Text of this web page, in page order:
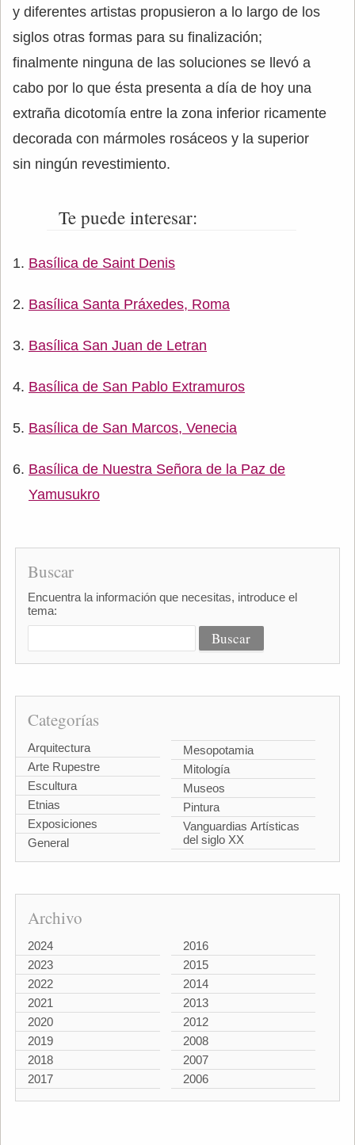
y diferentes artistas propusieron a lo largo de los
siglos otras formas para su finalización;
finalmente ninguna de las soluciones se llevó a
cabo por lo que ésta presenta a día de hoy una
extraña dicotomía entre la zona inferior ricamente
decorada con mármoles rosáceos y la superior
sin ningún revestimiento.
Te puede interesar:
Basílica de Saint Denis
Basílica Santa Práxedes, Roma
Basílica San Juan de Letran
Basílica de San Pablo Extramuros
Basílica de San Marcos, Venecia
Basílica de Nuestra Señora de la Paz de
Yamusukro
Buscar
Encuentra la información que necesitas, introduce el
tema:
Categorías
Arquitectura
Arte Rupestre
Escultura
Etnias
Exposiciones
General
Mesopotamia
Mitología
Museos
Pintura
Vanguardias Artísticas
del siglo XX
Archivo
2024
2023
2022
2021
2020
2019
2018
2017
2016
2015
2014
2013
2012
2008
2007
2006